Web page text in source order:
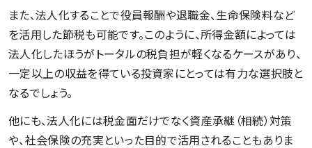
また、法人化することで役員報酬や退職金、生命保険料など
を活用した節税も可能です。このように、所得金額によっては
法人化したほうがトータルの税負担が軽くなるケースがあり、
一定以上の収益を得ている投資家にとっては有力な選択肢と
なるでしょう。
他にも、法人化には税金面だけでなく資産承継（相続）対策
や、社会保険の充実といった目的で活用されることもありま